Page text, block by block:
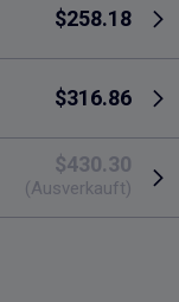
$258.18
$316.86
$430.30
(Ausverkauft)